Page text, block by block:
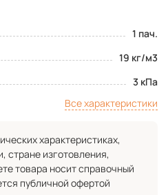
1 пач.
19 кг/м3
3 кПа
Все характеристики
характеристиках,
стране изготовления,
товара носит справочный
публичной офертой